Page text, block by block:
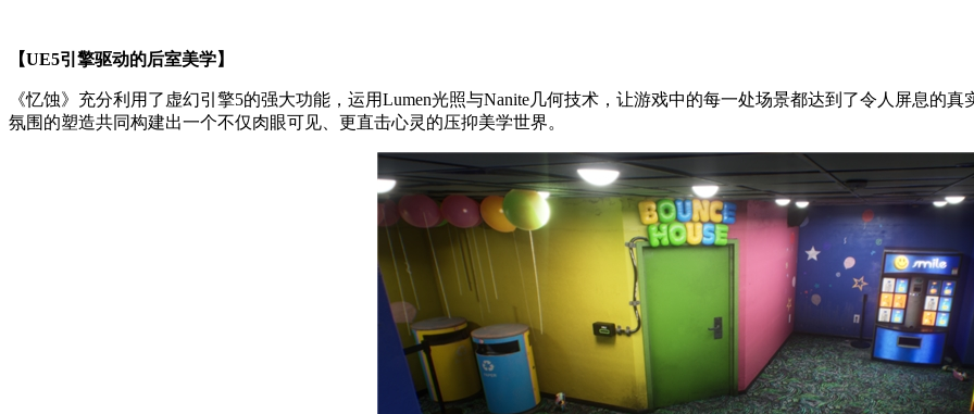
【UE5引擎驱动的后室美学】
《忆蚀》充分利用了虚幻引擎5的强大功能，运用Lumen光照与Nanite几何技术，让游戏中的每一处场景都达到了令人屏息的
氛围的塑造共同构建出一个不仅肉眼可见、更直击心灵的压抑美学世界。